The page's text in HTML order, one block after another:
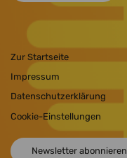
Zur Startseite
Impressum
Datenschutzerklärung
Cookie-Einstellungen
Newsletter abonnieren